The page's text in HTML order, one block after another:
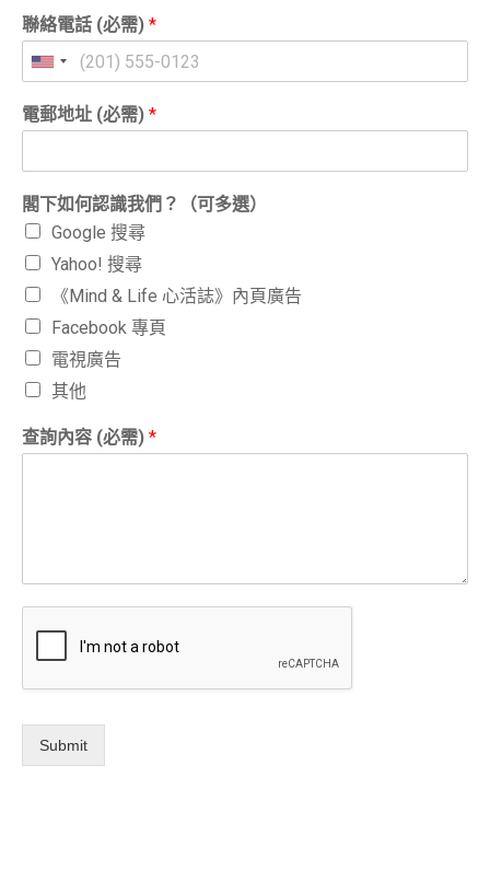
聯絡電話 (必需) *
電郵地址 (必需) *
閣下如何認識我們？（可多選）
Google 搜尋
Yahoo! 搜尋
《Mind & Life 心活誌》內頁廣告
Facebook 專頁
電視廣告
其他
查詢內容 (必需) *
Submit